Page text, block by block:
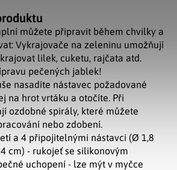
můžete připravit během chvilky a
Vykrajovače na zeleninu umožňují
lilek, cuketu, rajčata atd.
pečených jablek!
nasadíte nástavec požadované
na hrot vrtáku a otočíte. Při
ozdobné spirály, které můžete
nebo zdobení.
a 4 připojitelnými nástavci (Ø 1,8
cm) - rukojeť se silikonovým
uchopení - lze mýt v myčce